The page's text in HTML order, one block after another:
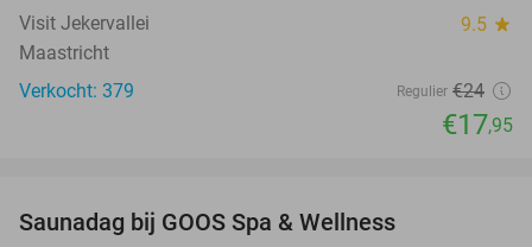
Visit Jekervallei 9.5 star
Maastricht
Verkocht: 379
Regulier €24
€17,95
Saunadag bij GOOS Spa & Wellness